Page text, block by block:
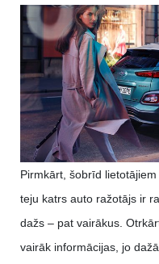
Pirmkārt, šobrīd
teju katrs auto ražotājs ir
dažs – pat vairākus.
vairāk informācijas, jo